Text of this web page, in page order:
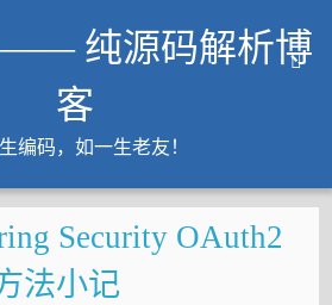
—— 纯源码解析博
客
编码，如一生老友！
Security OAuth2
法小记